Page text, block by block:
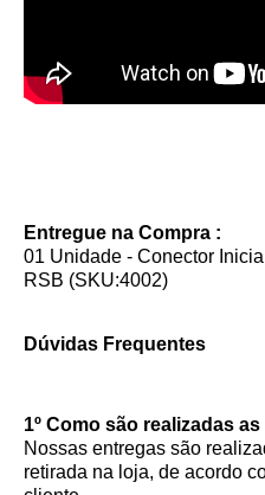
Entregue na Compra :
01 Unidade - Conector
RSB (SKU:4002)
Dúvidas Frequentes
1º Como são realizadas
Nossas entregas são
retirada na loja, de acordo